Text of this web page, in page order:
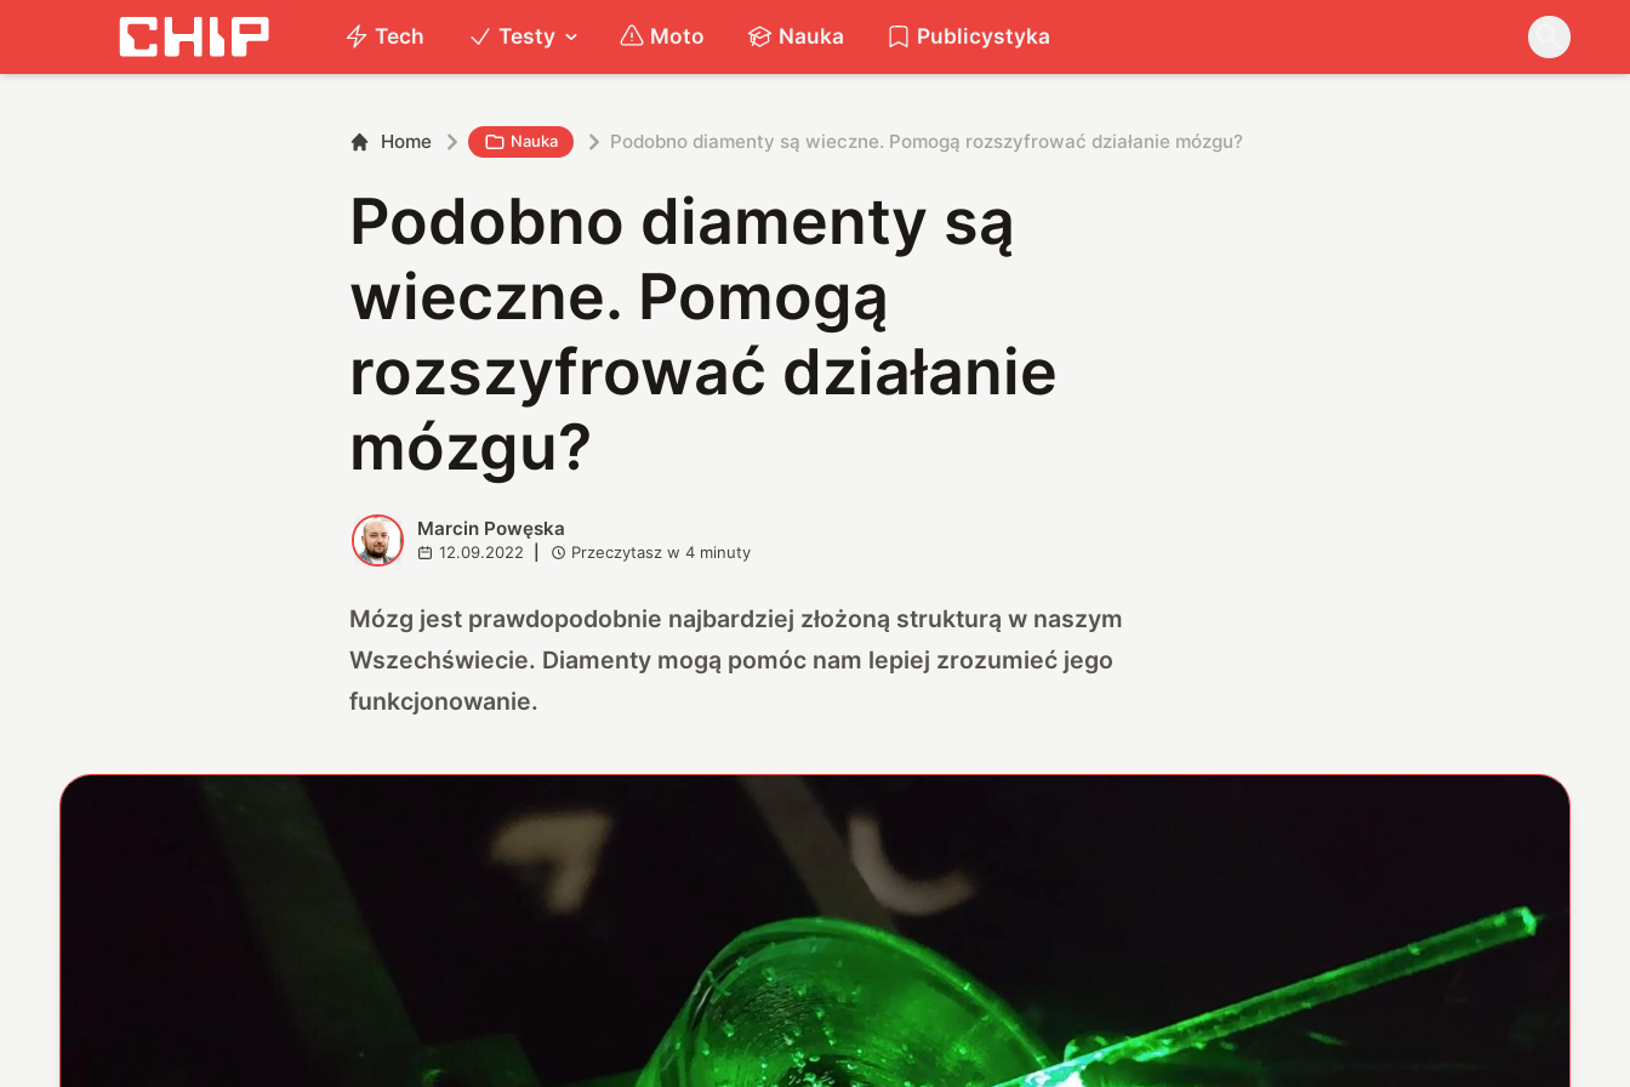
Tech Testy Moto Nauka Publicystyka
Home Nauka Podobno diamenty są wieczne. Pomogą rozszyfrować działanie mózgu?
Podobno diamenty są
wieczne. Pomogą
rozszyfrować działanie
mózgu?
M Marcin Powęska
12.09.2022 Przeczytasz w4 minuty
Mózg jest prawdopodobnie najbardziej złożoną strukturą w naszym
Wszechświecie. Diamenty mogą pomóc nam lepiej zrozumieć jego
funkcjonowanie.